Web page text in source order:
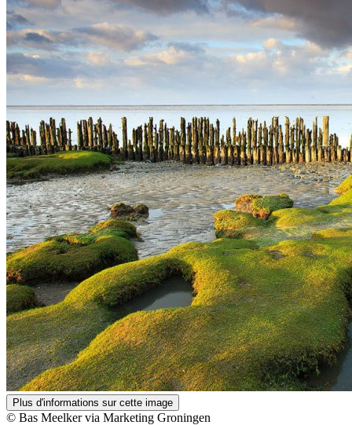
Plus d'informations sur cette image
© Bas Meelker via Marketing Groningen